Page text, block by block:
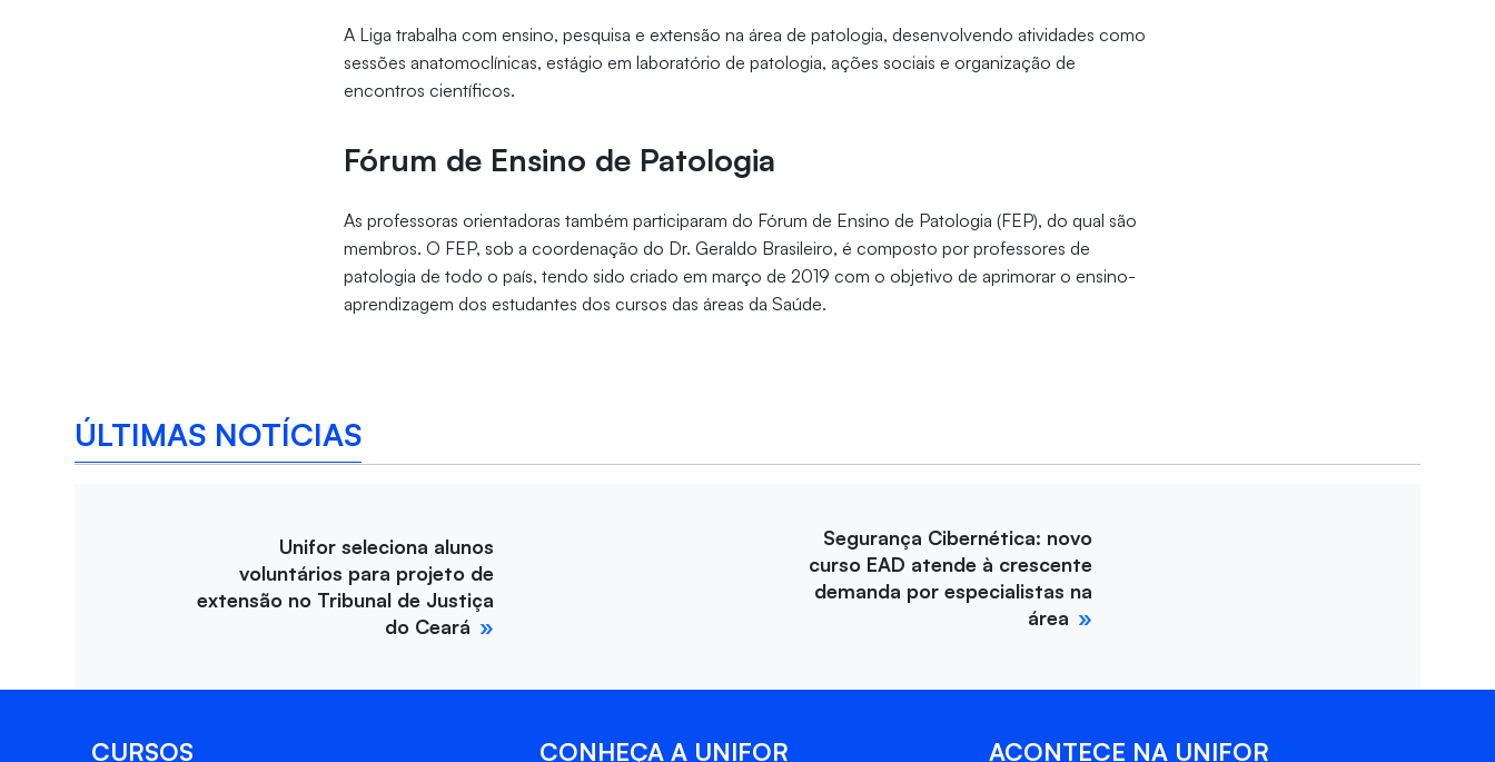
A Liga trabalha com ensino, pesquisa e extensão na área de patologia, desenvolvendo atividades como
sessões anatomoclínicas, estágio em laboratório de patologia, ações sociais e organização de
encontros científicos.
Fórum de Ensino de Patologia
As professoras orientadoras também participaram do Fórum de Ensino de Patologia (FEP), do qual são
membros. O FEP, sob a coordenação do Dr. Geraldo Brasileiro, é composto por professores de
patologia de todo o país, tendo sido criado em março de 2019 com o objetivo de aprimorar o ensino-
aprendizagem dos estudantes dos cursos das áreas da Saúde.
ÚLTIMAS NOTÍCIAS
Unifor seleciona alunos
voluntários para projeto de
extensão no Tribunal de Justiça
do Ceará
Segurança Cibernética: novo
curso EAD atende à crescente
demanda por especialistas na
área
CURSOS CONHEÇA A UNIFOR ACONTECE NA UNIFOR